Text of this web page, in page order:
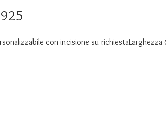
con incisione su richiestaLarghezza